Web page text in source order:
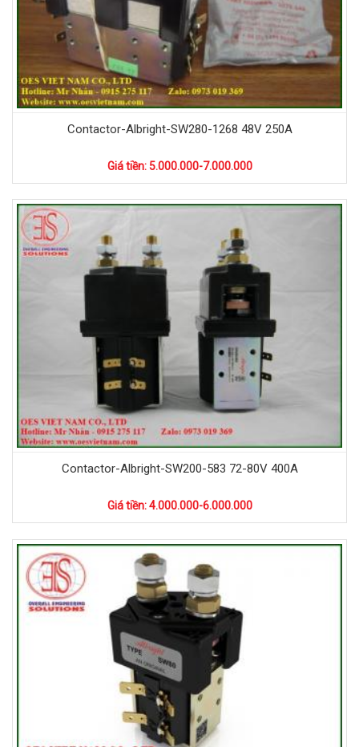
Contactor-Albright-SW280-1268 48V 250A
Giá tiền: 5.000.000-7.000.000
Contactor-Albright-SW200-583 72-80V 400A
Giá tiền: 4.000.000-6.000.000